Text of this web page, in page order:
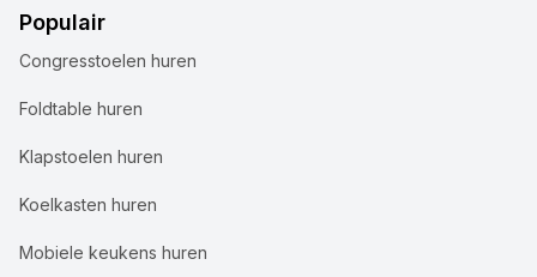
Populair
Congresstoelen huren
Foldtable huren
Klapstoelen huren
Koelkasten huren
Mobiele keukens huren